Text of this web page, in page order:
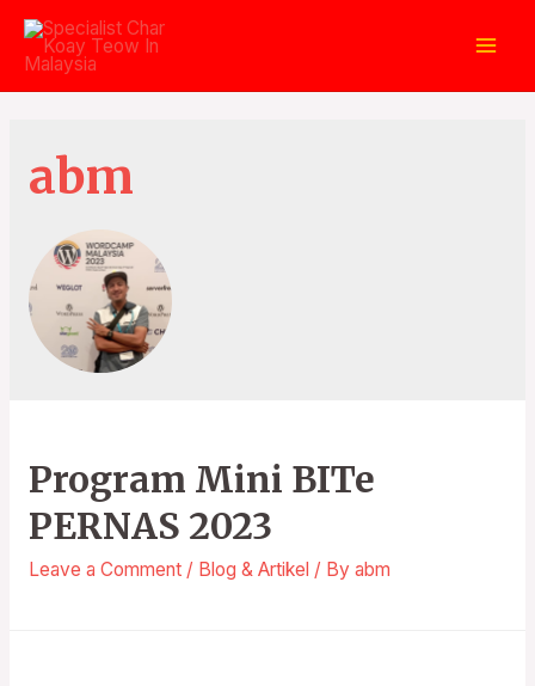
content
abm
Program Mini BITe
PERNAS 2023
Leave a Comment / Blog & Artikel / By abm